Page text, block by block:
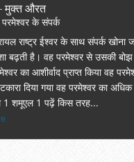
मुक्त औरत
परमेश्वर के संपर्क
राष्ट्र ईश्वर के साथ संपर्क खोना
बढ़ती है। वह परमेश्वर से उसकी बोझ
का आशीर्वाद प्राप्त किया वह
दिया गया वह परमेश्वर का अधिक
1 शमूएल 1 पढ़ें किस तरह...